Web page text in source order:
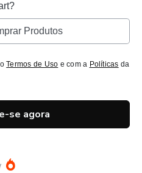
Produtos
oTermos de Uso e com a Políticas da
se agora